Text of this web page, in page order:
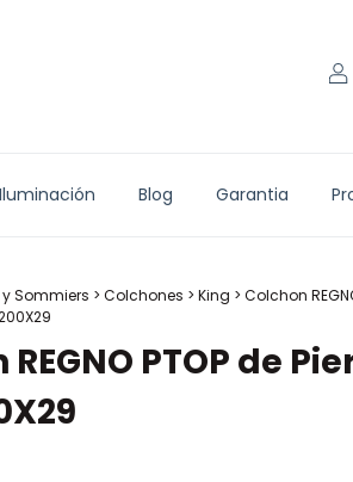
Iluminación Blog Garantia
Sommiers > Colchones > King > Colchon
PTOP de